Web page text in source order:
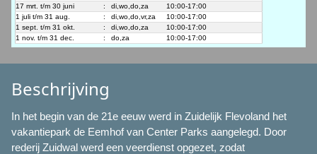
17 mrt. t/m 30 juni
: di,wo,do,za
10:00-17:00
1 juli t/m 31 aug.
: di,wo,do,vr,za
10:00-17:00
1 sept. t/m 31 okt.
: di,wo,do,za
10:00-17:00
1 nov. t/m 31 dec.
: do,za 10:00-17:00
Beschrijving
In het begin van de 21e eeuw werd in Zuidelijk Flevoland het
vakantiepark de Eemhof van Center Parks aangelegd. Door
rederij Zuidwal werd een veerdienst opgezet, zodat